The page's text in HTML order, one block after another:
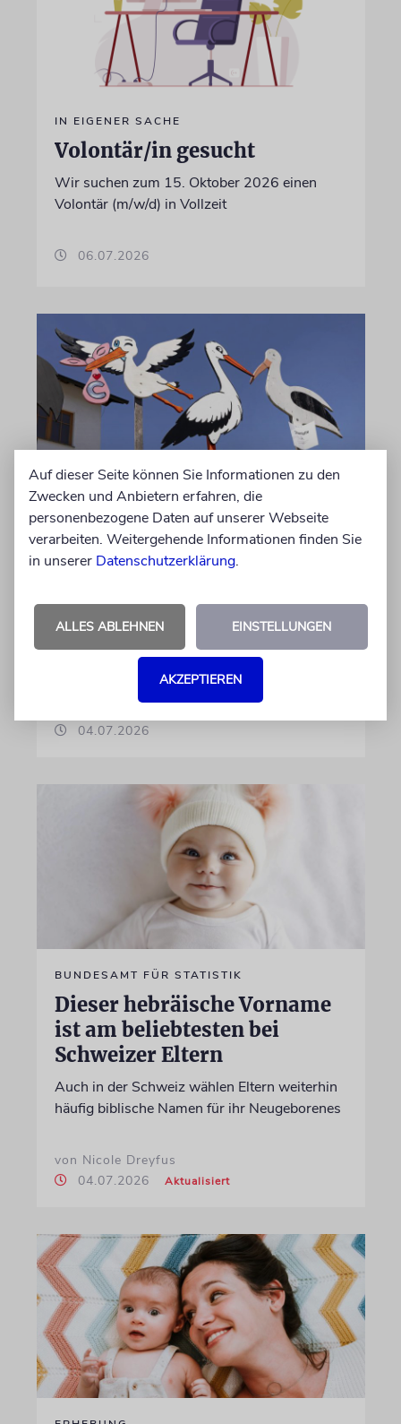
IN EIGENER SACHE
Volontär/in gesucht
Wir suchen zum 15. Oktober 2026 einen
Volontär (m/w/d) in Vollzeit
06.07.2026
STATISTIK
Diese hebräischen
Vornamen in Österreich sind
Unter den Top Ten sind auch viele Namen
biblischen Ursprungs
04.07.2026
BUNDESAMT FÜR STATISTIK
Dieser hebräische Vorname
ist am beliebtesten bei
Schweizer Eltern
Auch in der Schweiz wählen Eltern weiterhin
häufig biblische Namen für ihr Neugeborenes
von Nicole Dreyfus
04.07.2026
Aktualisiert
Auf dieser Seite können Sie Informationen zu den
Zwecken und Anbietern erfahren, die
personenbezogene Daten auf unserer Webseite
verarbeiten. Weitergehende Informationen finden Sie
in unserer Datenschutzerklärung.
ALLES ABLEHNEN EINSTELLUNGEN
AKZEPTIEREN